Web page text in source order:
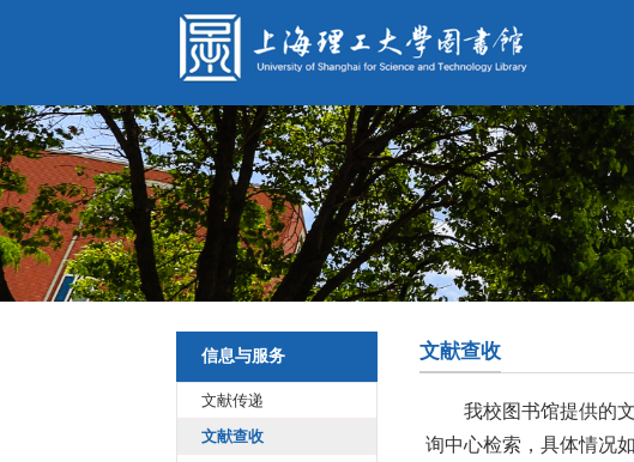
导航
首页
信息与服务
文献传递
文献查收
文献查收
我校图书馆提供的
询中心检索，具体情况如